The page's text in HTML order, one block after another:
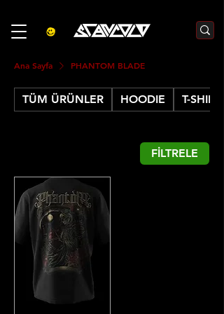
Ana Sayfa PHANTOM BLADE
TÜM ÜRÜNLER HOODIE T-SHIRT
FİLTRELE